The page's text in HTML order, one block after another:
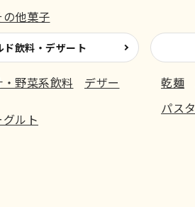
の他菓子
ド飲料・デザート
・野菜系飲料 デザー
グルト
乾麺
パスタ